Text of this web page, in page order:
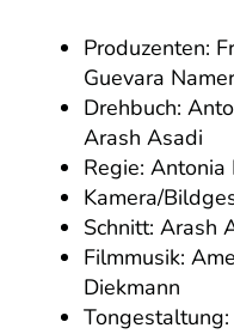
Produzenten:
Guevara Namer
Drehbuch:
Arash Asadi
Regie: Antonia
Kamera/
Schnitt: Arash
Filmmusik:
Diekmann